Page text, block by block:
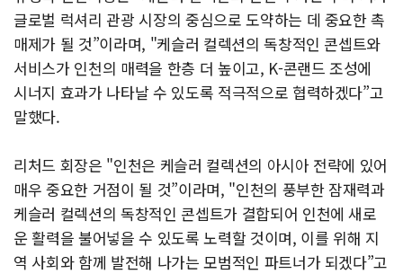
글로벌 럭셔리 관광 시장의 중심으로 도약하는 데 중요한 촉
매제가 될 것”이라며, "케슬러 컬렉션의 독창적인 콘셉트와
서비스가 인천의 매력을 한층 더 높이고, K-콘랜드 조성에
시너지 효과가 나타날 수 있도록 적극적으로 협력하겠다”고
말했다.
리처드 회장은 "인천은 케슬러 컬렉션의 아시아 전략에 있어
매우 중요한 거점이 될 것”이라며, "인천의 풍부한 잠재력과
케슬러 컬렉션의 독창적인 콘셉트가 결합되어 인천에 새로
운 활력을 불어넣을 수 있도록 노력할 것이며, 이를 위해 지
역 사회와 함께 발전해 나가는 모범적인 파트너가 되겠다”고